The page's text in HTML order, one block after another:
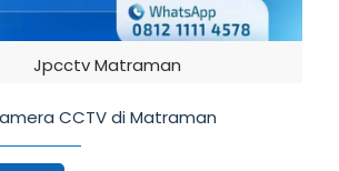
Jpcctv Matraman
CCTV di Matraman